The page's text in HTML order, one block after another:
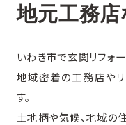
地元工務
いわき市で玄関リフォ
地域密着の工務店や
す。
土地柄や気候、地域の